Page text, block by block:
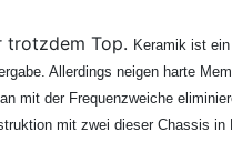
trotzdem Top. Keramik ist
Allerdings neigen harte
mit der Frequenzweiche
mit zwei dieser Chassis in